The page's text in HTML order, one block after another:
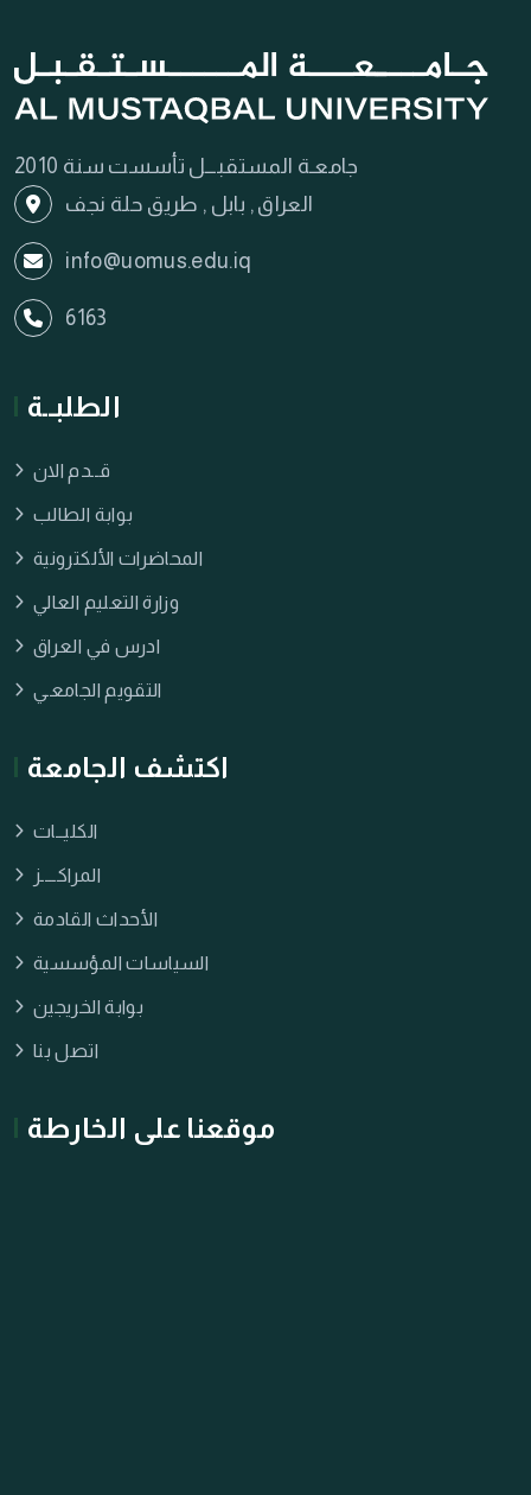
جامعـة المستقبـــل تأسست سنة 2010
العراق , بابل , طريق حلة نجف
info@uomus.edu.iq
6163
الطلبــة
قــدم الان
بوابة الطالب
المحاضرات الألكترونية
وزارة التعليم العالي
ادرس في العراق
التقويم الجامعـي
اكتشف الجامعة
الكليــات
المراكــــز
الأحداث القادمة
السياسات المؤسسية
بوابة الخريجين
اتصل بنا
موقعنا على الخارطة